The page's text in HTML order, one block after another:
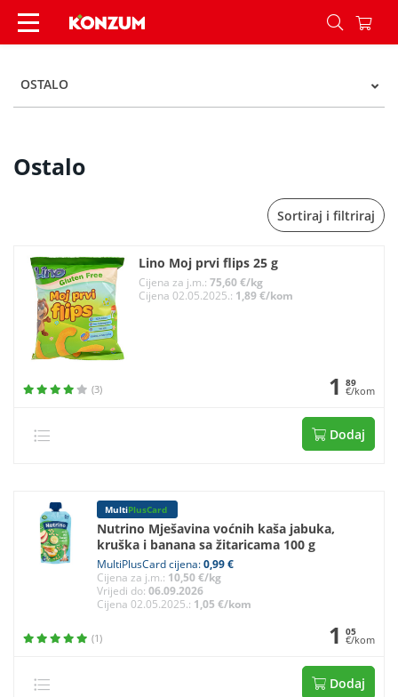
Ostalo - Kategorije - Konzum
OSTALO
Ostalo
Sortiraj i filtriraj
Lino Moj prvi flips 25 g
Cijena za j.m.: 75,60 €/kg
Cijena 02.05.2025.: 1,89 €/kom
(3) 1 89
€/kom
Dodaj
MultiPlusCard
Nutrino Mješavina voćnih kaša jabuka,
kruška i banana sa žitaricama 100 g
MultiPlusCard cijena:0,99 €
Cijena za j.m.: 10,50 €/kg
Vrijedi do: 06.09.2026
Cijena 02.05.2025.: 1,05 €/kom
(1) 1 05
€/kom
Dodaj